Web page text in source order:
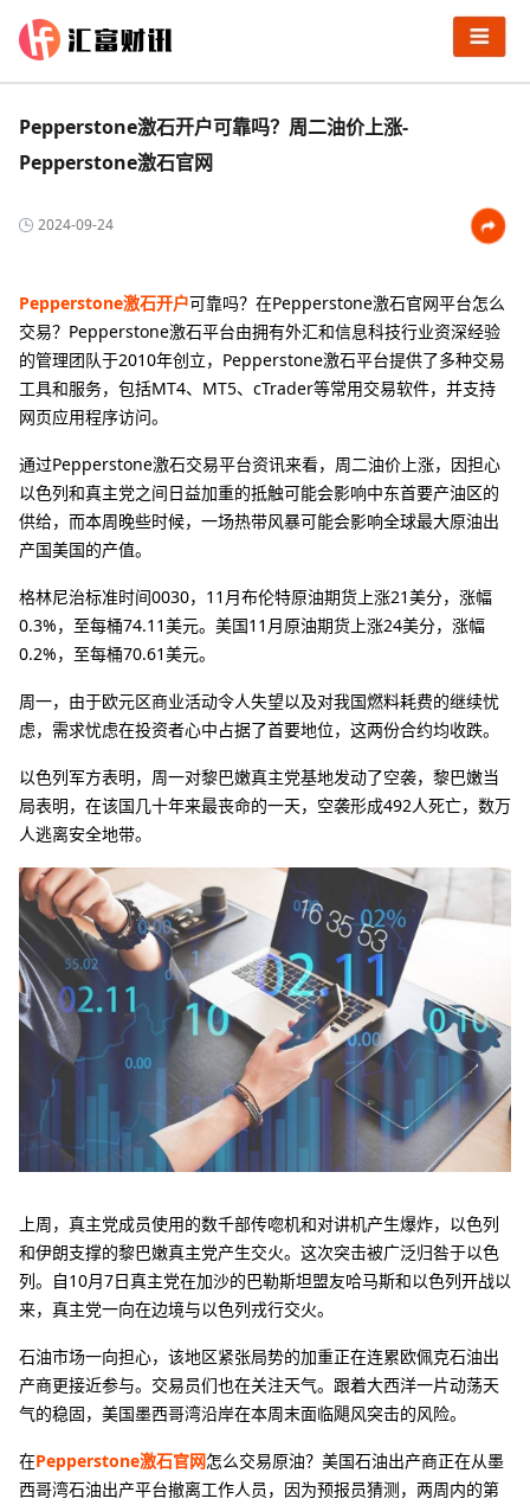
Pepperstone激石开户可靠吗？周二油价上涨-
Pepperstone激石官网
2024-09-24
Pepperstone激石开户可靠吗？在Pepperstone激石官网平台怎么
交易？Pepperstone激石平台由拥有外汇和信息科技行业资深经验
的管理团队于2010年创立，Pepperstone激石平台提供了多种交易
工具和服务，包括MT4、MT5、cTrader等常用交易软件，并支持
网页应用程序访问。
通过Pepperstone激石交易平台资讯来看，周二油价上涨，因担心
以色列和真主党之间日益加重的抵触可能会影响中东首要产油区的
供给，而本周晚些时候，一场热带风暴可能会影响全球最大原油出
产国美国的产值。
格林尼治标准时间0030，11月布伦特原油期货上涨21美分，涨幅
0.3%，至每桶74.11美元。美国11月原油期货上涨24美分，涨幅
0.2%，至每桶70.61美元。
周一，由于欧元区商业活动令人失望以及对我国燃料耗费的继续忧
虑，需求忧虑在投资者心中占据了首要地位，这两份合约均收跌。
以色列军方表明，周一对黎巴嫩真主党基地发动了空袭，黎巴嫩当
局表明，在该国几十年来最丧命的一天，空袭形成492人死亡，数万
人逃离安全地带。
上周，真主党成员使用的数千部传唿机和对讲机产生爆炸，以色列
和伊朗支撑的黎巴嫩真主党产生交火。这次突击被广泛归咎于以色
列。自10月7日真主党在加沙的巴勒斯坦盟友哈马斯和以色列开战以
来，真主党一向在边境与以色列戎行交火。
石油市场一向担心，该地区紧张局势的加重正在连累欧佩克石油出
产商更接近参与。交易员们也在关注天气。跟着大西洋一片动荡天
气的稳固，美国墨西哥湾沿岸在本周末面临飓风突击的风险。
在Pepperstone激石官网怎么交易原油？美国石油出产商正在从墨
西哥湾石油出产平台撤离工作人员，因为预报员猜测，两周内的第